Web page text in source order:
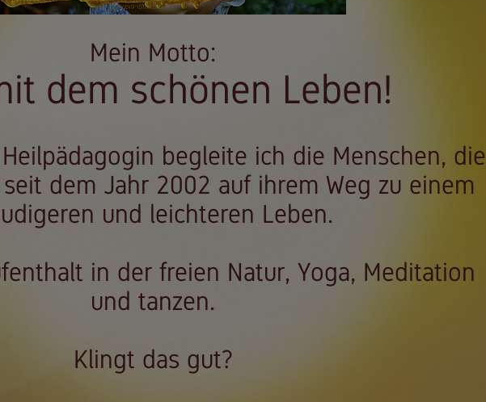
Mein Motto:
dem schönen Leben!
begleite ich die Menschen, die
dem Jahr 2002 auf ihrem Weg zu einem
und leichteren Leben.
in der freien Natur, Yoga, Meditation
und tanzen.
Klingt das gut?